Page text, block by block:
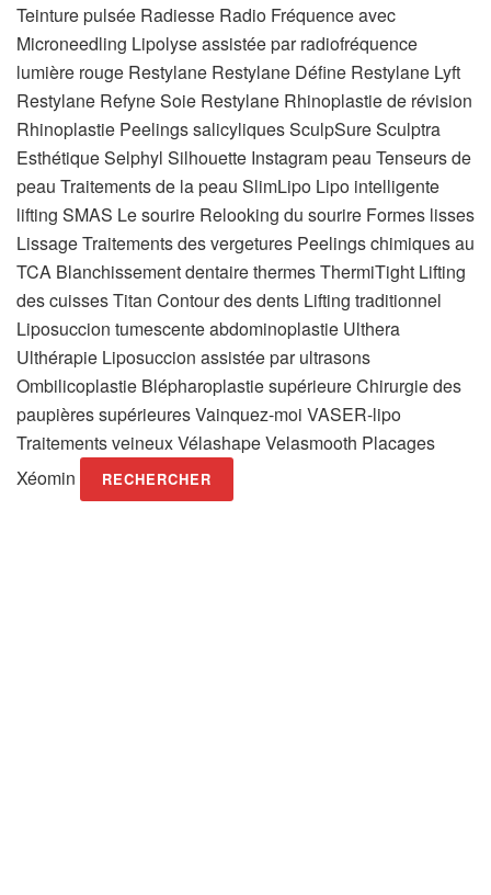
Teinture pulsée Radiesse Radio Fréquence avec
Microneedling Lipolyse assistée par radiofréquence
lumière rouge Restylane Restylane Défine Restylane Lyft
Restylane Refyne Soie Restylane Rhinoplastie de révision
Rhinoplastie Peelings salicyliques SculpSure Sculptra
Esthétique Selphyl Silhouette Instagram peau Tenseurs de
peau Traitements de la peau SlimLipo Lipo intelligente
lifting SMAS Le sourire Relooking du sourire Formes lisses
Lissage Traitements des vergetures Peelings chimiques au
TCA Blanchissement dentaire thermes ThermiTight Lifting
des cuisses Titan Contour des dents Lifting traditionnel
Liposuccion tumescente abdominoplastie Ulthera
Ulthérapie Liposuccion assistée par ultrasons
Ombilicoplastie Blépharoplastie supérieure Chirurgie des
paupières supérieures Vainquez-moi VASER-lipo
Traitements veineux Vélashape Velasmooth Placages
Xéomin
RECHERCHER